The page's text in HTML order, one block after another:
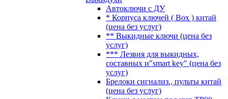
Автоключи с ДУ
* Корпуса ключей ( Box ) китай
(цена без услуг)
** Выкидные ключи (цена без
услуг)
*** Лезвия для выкидных,
составных и"smart key" (цена без
услуг)
Брелоки сигнализ., пульты китай
(цена без услуг)